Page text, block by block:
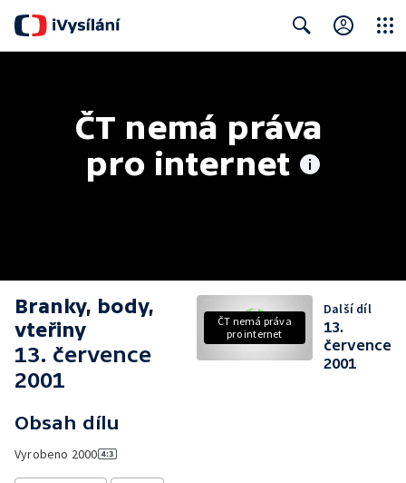
ČT nemá práva
pro internet
Branky, body,
vteřiny
13. července
2001
Obsah dílu
Vyrobeno 2000
ČT nemá práva
pro internet
Další díl
13.
července
2001